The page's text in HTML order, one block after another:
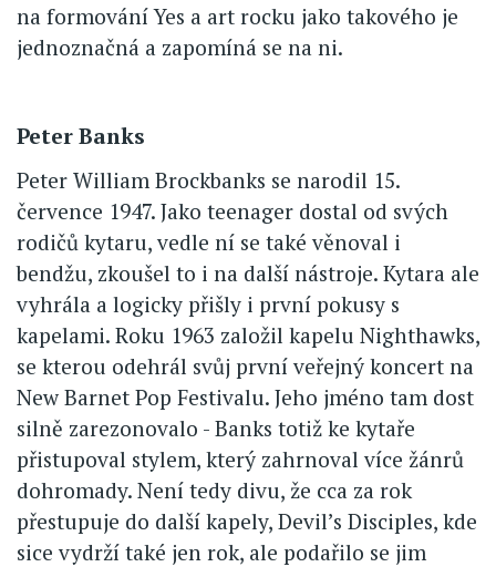
na formování Yes a art rocku jako takového je
jednoznačná a zapomíná se na ni.
Peter Banks
Peter William Brockbanks se narodil 15.
července 1947. Jako teenager dostal od svých
rodičů kytaru, vedle ní se také věnoval i
bendžu, zkoušel to i na další nástroje. Kytara ale
vyhrála a logicky přišly i první pokusy s
kapelami. Roku 1963 založil kapelu Nighthawks,
se kterou odehrál svůj první veřejný koncert na
New Barnet Pop Festivalu. Jeho jméno tam dost
silně zarezonovalo - Banks totiž ke kytaře
přistupoval stylem, který zahrnoval více žánrů
dohromady. Není tedy divu, že cca za rok
přestupuje do další kapely, Devil’s Disciples, kde
sice vydrží také jen rok, ale podařilo se jim